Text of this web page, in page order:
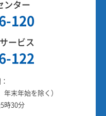
ンター
120
ービス
122
年末年始を除く）
時30分